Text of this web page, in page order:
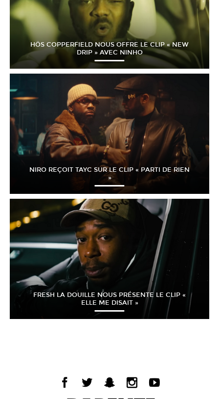
HÖS COPPERFIELD NOUS OFFRE LE CLIP « NEW
DRIP » AVEC NINHO
NIRO REÇOIT TAYC SUR LE CLIP « PARTI DE RIEN
»
FRESH LA DOUILLE NOUS PRÉSENTE LE CLIP «
ELLE ME DISAIT »